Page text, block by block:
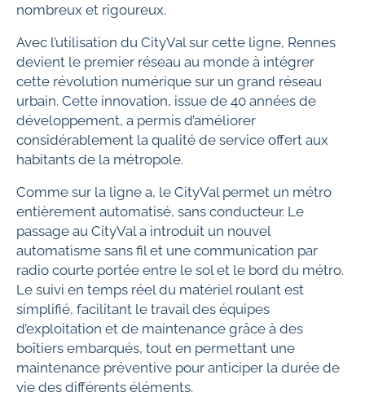
nombreux et rigoureux.
Avec l’utilisation du CityVal sur cette ligne, Rennes
devient le premier réseau au monde à intégrer
cette révolution numérique sur un grand réseau
urbain. Cette innovation, issue de 40 années de
développement, a permis d’améliorer
considérablement la qualité de service offert aux
habitants de la métropole.
Comme sur la ligne a, le CityVal permet un métro
entièrement automatisé, sans conducteur. Le
passage au CityVal a introduit un nouvel
automatisme sans fil et une communication par
radio courte portée entre le sol et le bord du métro.
Le suivi en temps réel du matériel roulant est
simplifié, facilitant le travail des équipes
d’exploitation et de maintenance grâce à des
boîtiers embarqués, tout en permettant une
maintenance préventive pour anticiper la durée de
vie des différents éléments.